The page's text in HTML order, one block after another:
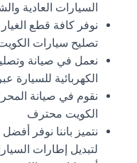
السيارات العادية
نوفر كافة قطع
تصليح سيارات
نعمل في صيانة
الكهربائية للسيارة
نقوم في صيانة
الكويت محترف
نتميز باننا نوفر
لتبديل إطارات